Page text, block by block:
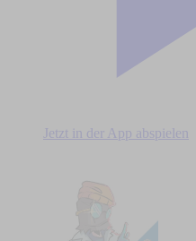
Jetzt in der App abspielen